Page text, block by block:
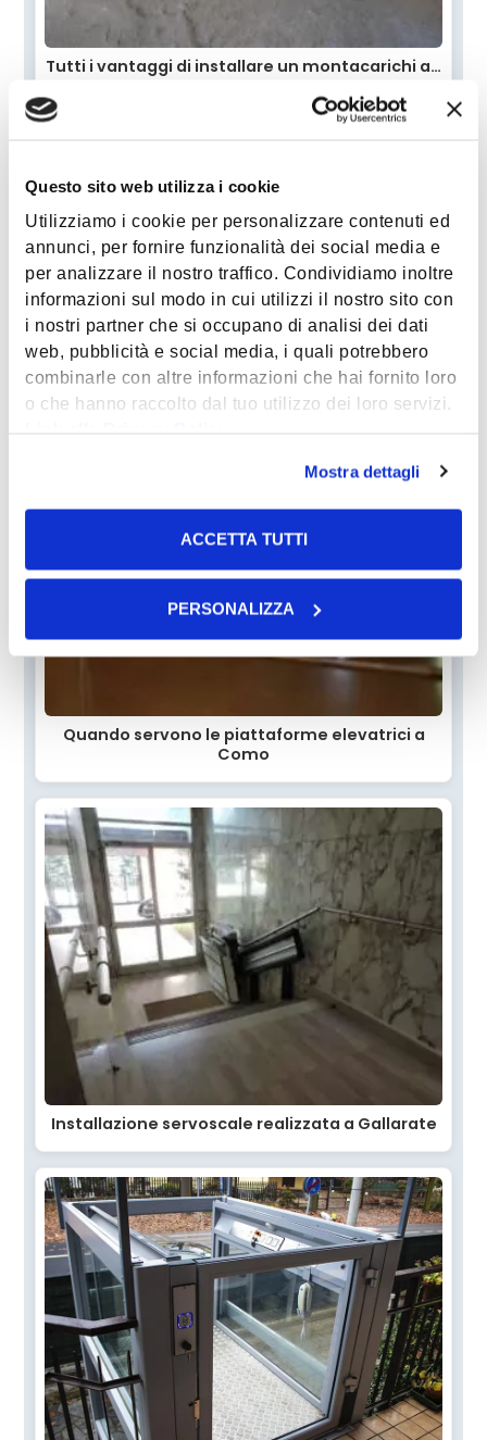
Questo sito web utilizza i cookie
Utilizziamo i cookie per personalizzare contenuti ed
annunci, per fornire funzionalità dei social media e
per analizzare il nostro traffico. Condividiamo inoltre
informazioni sul modo in cui utilizzi il nostro sito con
i nostri partner che si occupano di analisi dei dati
web, pubblicità e social media, i quali potrebbero
combinarle con altre informazioni che hai fornito loro
o che hanno raccolto dal tuo utilizzo dei loro servizi.
Mostra dettagli
ACCETTA TUTTI
PERSONALIZZA
Tutti i vantaggi di installare un montacarichi a…
Quando servono le piattaforme elevatrici a
Como
Installazione servoscale realizzata a Gallarate